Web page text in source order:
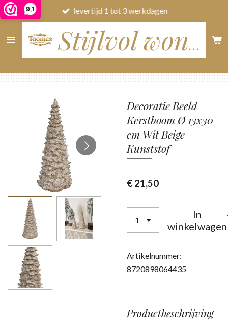
9,1
Ga
direct
naar
Stijlvol wonen
levertijd 1 tot 3 werkdagen
Decoratie Beeld
Kerstboom Ø 13x30
cm Wit Beige
Kunststof
€ 21,50
In
winkelwagen
Artikelnummer:
8720898064435
Productbeschrijving